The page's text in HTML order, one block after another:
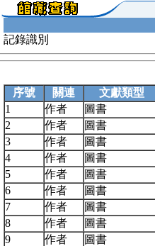
記錄識別
序號
關連 文獻類型
1
作者 圖書
2
作者 圖書
3
作者 圖書
4
作者 圖書
5
作者 圖書
6
作者 圖書
7
作者 圖書
8
作者 圖書
9
作者 圖書